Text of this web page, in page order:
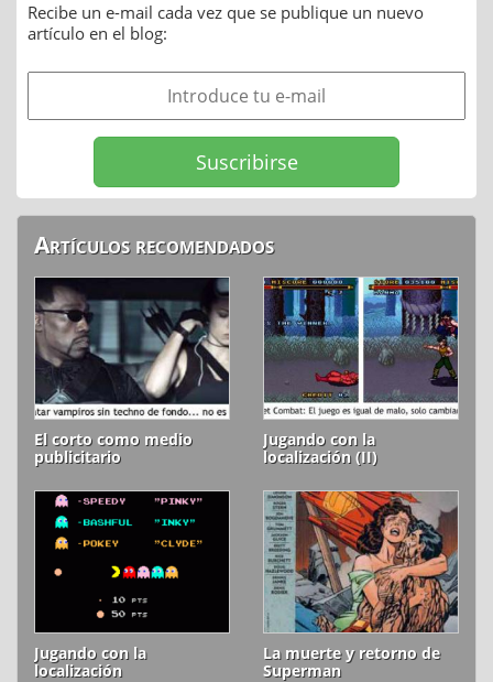
Recibe un e-mail cada vez que se publique un nuevo
artículo en el blog:
Artículos recomendados
El corto como medio
publicitario
Jugando con la
localización (II)
Jugando con la
localización
La muerte y retorno de
Superman